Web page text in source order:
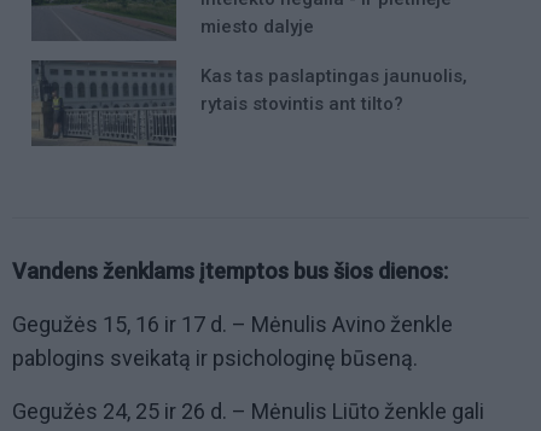
miesto dalyje
Kas tas paslaptingas jaunuolis,
rytais stovintis ant tilto?
Vandens ženklams įtemptos bus šios dienos:
Gegužės 15, 16 ir 17 d. – Mėnulis Avino ženkle
pablogins sveikatą ir psichologinę būseną.
Gegužės 24, 25 ir 26 d. – Mėnulis Liūto ženkle gali